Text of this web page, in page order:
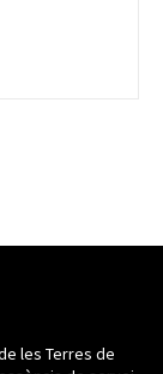
les Terres de